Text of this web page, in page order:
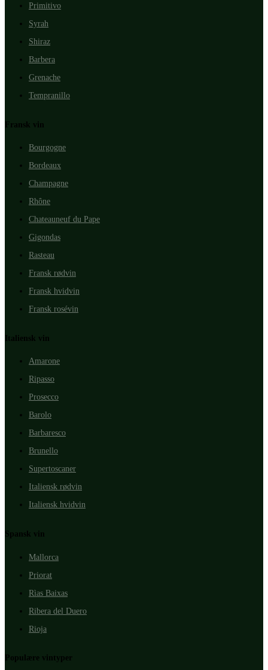
Primitivo
Syrah
Shiraz
Barbera
Grenache
Tempranillo
Fransk vin
Bourgogne
Bordeaux
Champagne
Rhône
Chateauneuf du Pape
Gigondas
Rasteau
Fransk rødvin
Fransk hvidvin
Fransk rosévin
Italiensk vin
Amarone
Ripasso
Prosecco
Barolo
Barbaresco
Brunello
Supertoscaner
Italiensk rødvin
Italiensk hvidvin
Spansk vin
Mallorca
Priorat
Rìas Baixas
Ribera del Duero
Rioja
Populære vintyper